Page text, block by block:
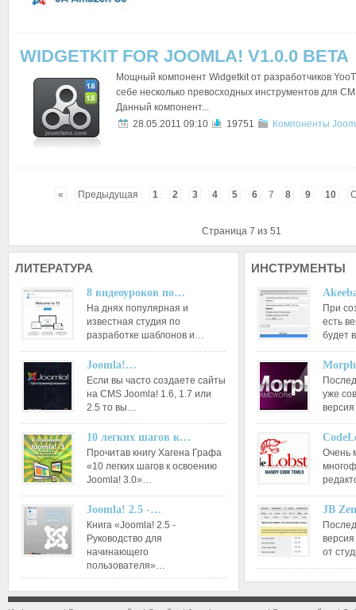
WIDGETKIT FOR JOOMLA! V1.0.0 BETA
Мощный компонент Widgetkit от разработчиков
себе несколько превосходных инструментов для
Данный компонент...
28.05.2011 09:10
19751 Компоненты
« Предыдущая 1 2 3 4 5 6 7 8 9 10
Страница 7 из 51
ЛИТЕРАТУРА
8 видеоуроков по…
На днях популярная и
известная студия по
разработке шаблонов и…
Joomla!…
Если вы часто создаете сайты
на CMS Joomla! 1.6, 1.7 или
2.5 то вы…
10 легких шагов к…
Прочитав книгу Хагена Графа
«10 легких шагов к освоению
Joomla! 3.0»…
Joomla! 2.5 -…
Книга «Joomla! 2.5 -
Руководство для
начинающего
пользователя»…
ИНСТРУМЕНТЫ
При
есть
будет
уже
Очень
JB
от